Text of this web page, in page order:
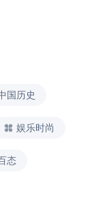
国历史
娱乐时尚
态